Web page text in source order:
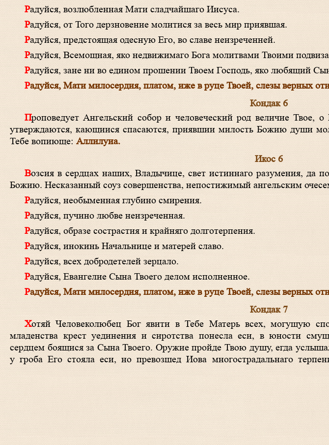
Радуйся, возлюбленная Мати сладчайшаго Иисуса.
Радуйся, от Того дерзновение молитися за весь мир приявшая.
Радуйся, предстоящая одесную Его, во славе неизреченней.
Радуйся, Всемощная, яко недвижимаго Бога молитвами Твоими
Радуйся, зане ни во едином прошении Твоем Господь, яко любящий
Радуйся, Мати милосердия, платом, иже в руце Твоей, слезы верных
Кондак 6
Проповедует Ангельский собор и человеческий род величие Твое, о Богомати! Тобою бо мир стоит, домы верных
утверждаются, кающиися спасаются, приявшии милость Божию души
Тебе вопиюще:Аллилуиа.
Икос 6
Возсия в сердцах наших, Владычице, свет истиннаго разумения, да познаем, яко доброта Твоя превзыде всяку тварь
Божию. Несказанный соуз совершенства, непостижимый ангельским
Радуйся, необыменная глубино смирения.
Радуйся, пучино любве неизреченная.
Радуйся, образе сострастия и крайняго долготерпения.
Радуйся, инокинь Начальнице и матерей славо.
Радуйся, всех добродетелей зерцало.
Радуйся, Евангелие Сына Твоего делом исполненное.
Радуйся, Мати милосердия, платом, иже в руце Твоей, слезы верных
Кондак 7
Хотяй Человеколюбец Бог явити в Тебе Матерь всех, могущую спострадати всем, повсячески искушаше Тя, от
младенства крест уединения и сиротства понесла еси, в юности
сердцем боящися за Сына Твоего. Оружие пройде Твою душу, егда
у гроба Его стояла еси, но превозшед Иова многострадальнаго